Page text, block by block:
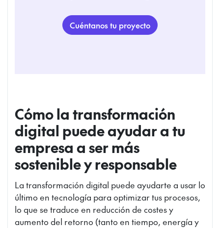
Cuéntanos tu proyecto
Cómo la transformación
digital puede ayudar a tu
empresa a ser más
sostenible y responsable
La transformación digital puede ayudarte a usar lo
último en tecnología para optimizar tus procesos,
lo que se traduce en reducción de costes y
aumento del retorno (tanto en tiempo, energía y